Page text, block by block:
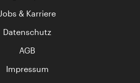
Jobs & Karriere
Datenschutz
AGB
Impressum